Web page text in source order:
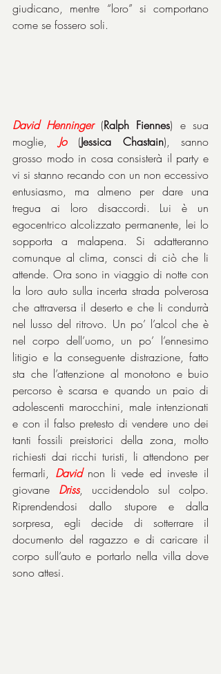
giudicano, mentre “loro” si comportano
come se fossero soli.
David Henninger (Ralph Fiennes) e sua
moglie, Jo (Jessica Chastain), sanno
grosso modo in cosa consisterà il party e
vi si stanno recando con un non eccessivo
entusiasmo, ma almeno per dare una
tregua ai loro disaccordi. Lui è un
egocentrico alcolizzato permanente, lei lo
sopporta a malapena. Si adatteranno
comunque al clima, consci di ciò che li
attende. Ora sono in viaggio di notte con
la loro auto sulla incerta strada polverosa
che attraversa il deserto e che li condurrà
nel lusso del ritrovo. Un po’ l’alcol che è
nel corpo dell’uomo, un po’ l’ennesimo
litigio e la conseguente distrazione, fatto
sta che l’attenzione al monotono e buio
percorso è scarsa e quando un paio di
adolescenti marocchini, male intenzionati
e con il falso pretesto di vendere uno dei
tanti fossili preistorici della zona, molto
richiesti dai ricchi turisti, li attendono per
fermarli, David non li vede ed investe il
giovane Driss, uccidendolo sul colpo.
Riprendendosi dallo stupore e dalla
sorpresa, egli decide di sotterrare il
documento del ragazzo e di caricare il
corpo sull’auto e portarlo nella villa dove
sono attesi.